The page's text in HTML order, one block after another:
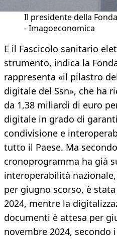
Il presidente della
- Imagoeconomica
E il Fascicolo sanitario
strumento, indica la
rappresenta «il pilastro
digitale del Ssn», che ha
da 1,38 miliardi di euro
digitale in grado di
condivisione e
tutto il Paese. Ma
cronoprogramma ha già
interoperabilità
per giugno scorso, è
2024, mentre la
documenti è attesa per
novembre 2024, secondo